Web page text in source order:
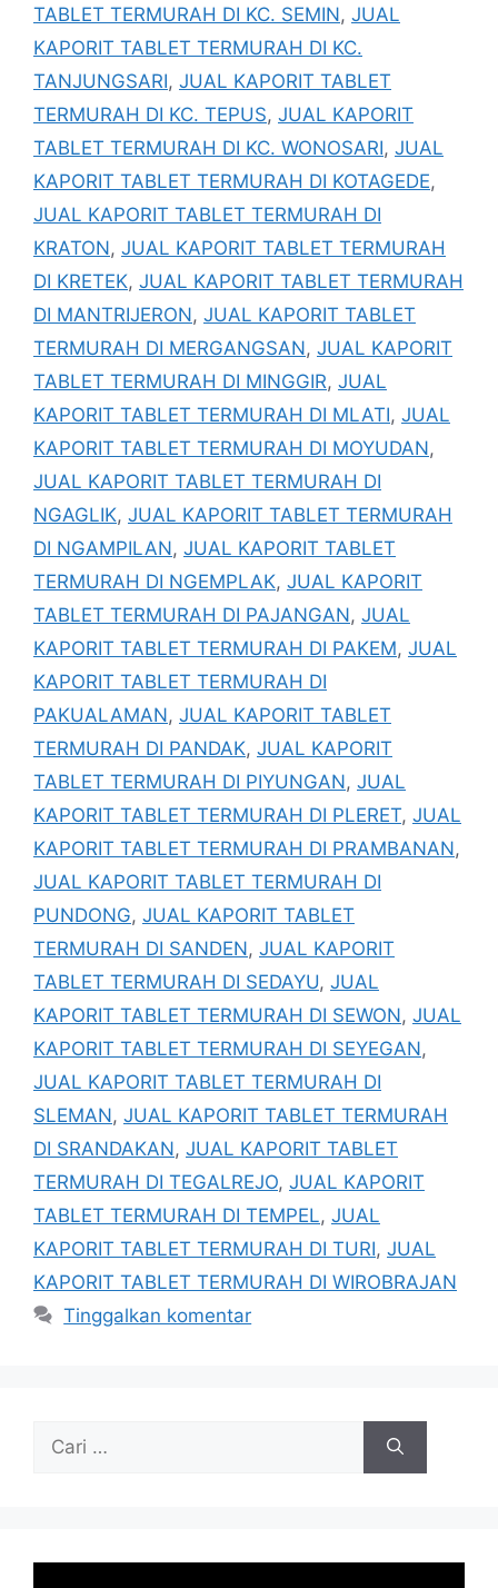
TABLET TERMURAH DI KC. SEMIN, JUAL
KAPORIT TABLET TERMURAH DI KC.
TANJUNGSARI, JUAL KAPORIT TABLET
TERMURAH DI KC. TEPUS, JUAL KAPORIT
TABLET TERMURAH DI KC. WONOSARI, JUAL
KAPORIT TABLET TERMURAH DI KOTAGEDE,
JUAL KAPORIT TABLET TERMURAH DI
KRATON, JUAL KAPORIT TABLET TERMURAH
DI KRETEK, JUAL KAPORIT TABLET TERMURAH
DI MANTRIJERON, JUAL KAPORIT TABLET
TERMURAH DI MERGANGSAN, JUAL KAPORIT
TABLET TERMURAH DI MINGGIR, JUAL
KAPORIT TABLET TERMURAH DI MLATI, JUAL
KAPORIT TABLET TERMURAH DI MOYUDAN,
JUAL KAPORIT TABLET TERMURAH DI
NGAGLIK, JUAL KAPORIT TABLET TERMURAH
DI NGAMPILAN, JUAL KAPORIT TABLET
TERMURAH DI NGEMPLAK, JUAL KAPORIT
TABLET TERMURAH DI PAJANGAN, JUAL
KAPORIT TABLET TERMURAH DI PAKEM, JUAL
KAPORIT TABLET TERMURAH DI
PAKUALAMAN, JUAL KAPORIT TABLET
TERMURAH DI PANDAK, JUAL KAPORIT
TABLET TERMURAH DI PIYUNGAN, JUAL
KAPORIT TABLET TERMURAH DI PLERET, JUAL
KAPORIT TABLET TERMURAH DI PRAMBANAN,
JUAL KAPORIT TABLET TERMURAH DI
PUNDONG, JUAL KAPORIT TABLET
TERMURAH DI SANDEN, JUAL KAPORIT
TABLET TERMURAH DI SEDAYU, JUAL
KAPORIT TABLET TERMURAH DI SEWON, JUAL
KAPORIT TABLET TERMURAH DI SEYEGAN,
JUAL KAPORIT TABLET TERMURAH DI
SLEMAN, JUAL KAPORIT TABLET TERMURAH
DI SRANDAKAN, JUAL KAPORIT TABLET
TERMURAH DI TEGALREJO, JUAL KAPORIT
TABLET TERMURAH DI TEMPEL, JUAL
KAPORIT TABLET TERMURAH DI TURI, JUAL
KAPORIT TABLET TERMURAH DI WIROBRAJAN
Tinggalkan komentar
untuk: